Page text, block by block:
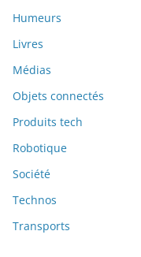
Humeurs
Livres
Médias
Objets connectés
Produits tech
Robotique
Société
Technos
Transports